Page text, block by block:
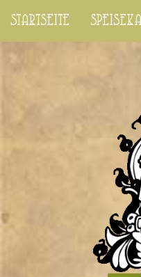
startseite